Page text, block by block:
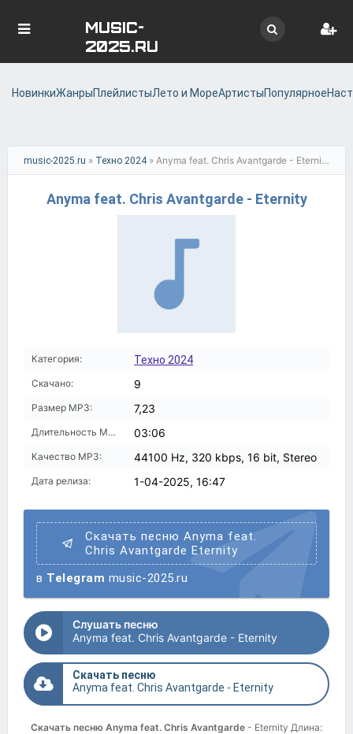
MUSIC-
2025.RU
НовинкиЖанрыПлейлистыЛето и МореАртистыПопулярное
music-2025.ru » Техно 2024» Anyma feat. Chris Avantgarde - Eternity
Anyma feat. Chris Avantgarde - Eternity
Категория: Техно 2024
Скачано: 9
Размер MP3: 7,23
Длительность MP3: 03:06
Качество MP3: 44100 Hz, 320 kbps, 16 bit, Stereo
Дата релиза: 1-04-2025, 16:47
Скачать песню Anyma feat.
Chris Avantgarde Eternity
в Telegram music-2025.ru
Слушать песню
Anyma feat. Chris Avantgarde - Eternity
Скачать песню
Anyma feat. Chris Avantgarde - Eternity
Скачать песню Anyma feat. Chris Avantgarde - Eternity Длина: